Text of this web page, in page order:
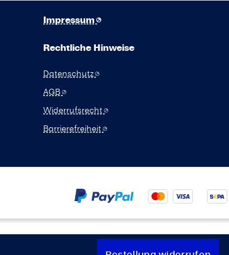
Impressum
Rechtliche Hinweise
Datenschutz
AGB
Widerrufsrecht
Barrierefreiheit